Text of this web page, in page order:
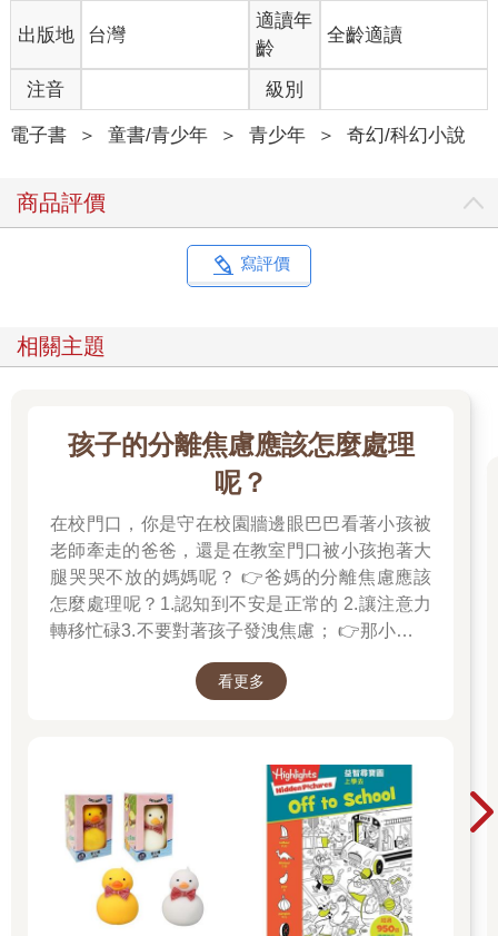
「唉！」清潔人員們紛紛搖頭說：「這可不是一、兩天就可以復
原的呀！」
博物院裡倒是沒有受到影響，準時於早上九點開館，很快就湧入
了來自各地的遊客。其中一位外貌奇特，穿著連帽大衣，從頭到
腳包得緊緊的，臉上還戴著一副往外突出的特製口罩。他拄著柺
杖，一拐一拐的前進，專門找特定的文物觀看。
經過一個多小時，這位怪客已經在「清宮家具展」區察看過龍
椅，在漆器陳列室裡看過「剔紅雲龍紋圓盒」，在「清代宮廷服
飾展」區欣賞過皇帝的龍袍，在玉器陳列室裡看過「玉龍紋盤」
和「龍冠鳳紋玉飾」。這會兒，怪客來到展出陶瓷器的陳列室，
那就不是了。」怪客又喃喃自語說：「怪了，到處都找不到。難
出口走去時，忽然被身旁一尊陶俑吸引。「哈！這下子有趣
怪客停下腳步，沉思了老半天，然後輕聲細語的對陶俑說：「親
愛的……親愛的……該醒醒了……妳知道我是那麼愛妳……我們
之間的愛情天長地久……」
一時之間，陳列室裡瀰漫著一股奇特的氣氛，既溫柔、甜美又芬
芳，讓人陶醉不已。這個時候，阿定還趴在北宋「定窯白瓷嬰兒
枕」裡酣睡，卻也感受到這股愛的氛圍，彷彿正聆聽著一首浪漫
的樂曲，不禁微微一笑，愈睡愈香。
下午三點，娃娃終於等到了她最喜歡的體育課，可以到操場上跑
跑跳跳。今天老師讓他們打躲避球，娃娃更開心了，阿志也不例
然把球颳到空中。操場上頓時狂沙飛揚，不到三秒鐘，風沙飛捲
成螺旋狀的中空沙柱，風勢也愈來愈猛烈，操場旁大樹上的枝椏
抵擋不住，一道道豎得直挺挺的，甚至劈啪斷裂。
「龍捲風？」阿志忍不住大叫。
「啊，救命！」一個瘦小的同學突然雙腳離地，眼看著就要被風
娃娃見了，急忙衝過去拉住他。然而他們兩人的重量仍然不敵強
出版地 台灣
適讀年
齡
全齡適讀
注音 級別
電子書 ＞ 童書/青少年 ＞ 青少年 ＞ 奇幻/科幻小說
商品評價
寫評價
相關主題
孩子的分離焦慮應該怎麼處理
呢？
在校門口，你是守在校園牆邊眼巴巴看著小孩被
老師牽走的爸爸，還是在教室門口被小孩抱著大
腿哭哭不放的媽媽呢？ 👉爸媽的分離焦慮應該
怎麼處理呢？1.認知到不安是正常的 2.讓注意力
轉移忙碌3.不要對著孩子發洩焦慮； 👉那小朋友
也許是熟悉的玩偶增加安全感 2.與孩子分開時請
孩子一起迎接成長的過程！真是太好了！ 🎉金石
堂開學季！爸媽好輕鬆教你一站購足！文具、書
包、書套參展品全面5折起！👉文具滿777送80
元電子禮券 👉全站商品滿1200回饋4%金幣
看更多